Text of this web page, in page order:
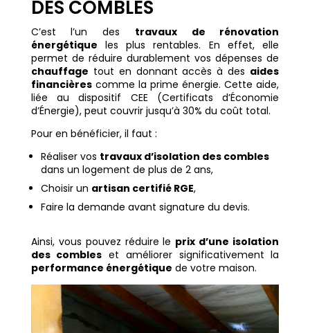
DES COMBLES
C’est l’un des travaux de rénovation
énergétique les plus rentables. En effet, elle
permet de réduire durablement vos dépenses de
chauffage tout en donnant accès à des aides
financièrescomme la prime énergie. Cette aide,
liée au dispositif CEE (Certificats d’Économie
d’Énergie), peut couvrir jusqu’à 30% du coût total.
Pour en bénéficier, il faut :
Réaliser vos travaux d’isolation des combles
dans un logement de plus de 2 ans,
Choisir un artisan certifié RGE,
Faire la demande avant signature du devis.
Ainsi, vous pouvez réduire le prix d’une isolation
des combles et améliorer significativement la
performance énergétique de votre maison.